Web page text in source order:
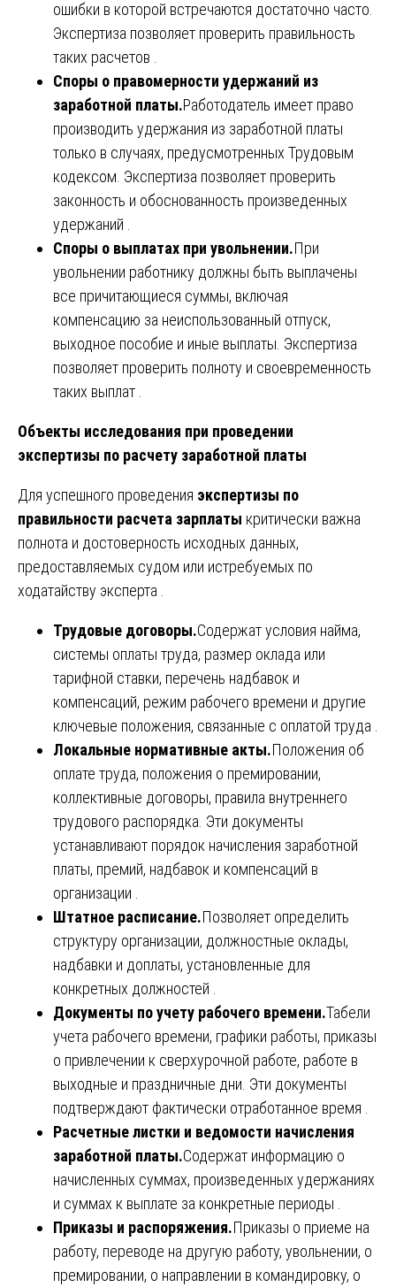
ошибки в которой встречаются достаточно часто.
Экспертиза позволяет проверить правильность
таких расчетов .
Споры о правомерности удержаний из
заработной платы.Работодатель имеет право
производить удержания из заработной платы
только в случаях, предусмотренных Трудовым
кодексом. Экспертиза позволяет проверить
законность и обоснованность произведенных
удержаний .
Споры о выплатах при увольнении.При
увольнении работнику должны быть выплачены
все причитающиеся суммы, включая
компенсацию за неиспользованный отпуск,
выходное пособие и иные выплаты. Экспертиза
позволяет проверить полноту и своевременность
таких выплат .
Объекты исследования при проведении
экспертизы по расчету заработной платы
Для успешного проведения экспертизы по
правильности расчета зарплаты критически важна
полнота и достоверность исходных данных,
предоставляемых судом или истребуемых по
ходатайству эксперта .
Трудовые договоры.Содержат условия найма,
системы оплаты труда, размер оклада или
тарифной ставки, перечень надбавок и
компенсаций, режим рабочего времени и другие
ключевые положения, связанные с оплатой труда .
Локальные нормативные акты.Положения об
оплате труда, положения о премировании,
коллективные договоры, правила внутреннего
трудового распорядка. Эти документы
устанавливают порядок начисления заработной
платы, премий, надбавок и компенсаций в
организации .
Штатное расписание.Позволяет определить
структуру организации, должностные оклады,
надбавки и доплаты, установленные для
конкретных должностей .
Документы по учету рабочего времени.Табели
учета рабочего времени, графики работы, приказы
о привлечении к сверхурочной работе, работе в
выходные и праздничные дни. Эти документы
подтверждают фактически отработанное время .
Расчетные листки и ведомости начисления
заработной платы.Содержат информацию о
начисленных суммах, произведенных удержаниях
и суммах к выплате за конкретные периоды .
Приказы и распоряжения.Приказы о приеме на
работу, переводе на другую работу, увольнении, о
премировании, о направлении в командировку, о